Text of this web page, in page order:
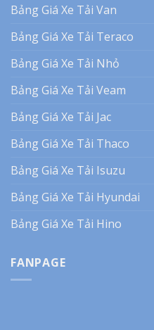
Bảng Giá Xe Tải Van
Bảng Giá Xe Tải Teraco
Bảng Giá Xe Tải Nhỏ
Bảng Giá Xe Tải Veam
Bảng Giá Xe Tải Jac
Bảng Giá Xe Tải Thaco
Bảng Giá Xe Tải Isuzu
Bảng Giá Xe Tải Hyundai
Bảng Giá Xe Tải Hino
FANPAGE